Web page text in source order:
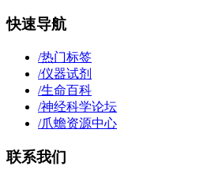
快速导航
/热门标签
/仪器试剂
/生命百科
/神经科学论坛
/爪蟾资源中心
联系我们